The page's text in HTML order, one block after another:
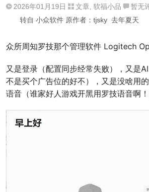
2026年01月19日 文章 软福小品 暂无
转自 小众软件 原作者：tjsky 去年夏天
众所周知罗技那个管理软件 Logitech
又是登录（配置同步经常失败），又是
不是买个广告位的好不），又是没啥用
语音（谁家好人游戏开黑用罗技语音啊！